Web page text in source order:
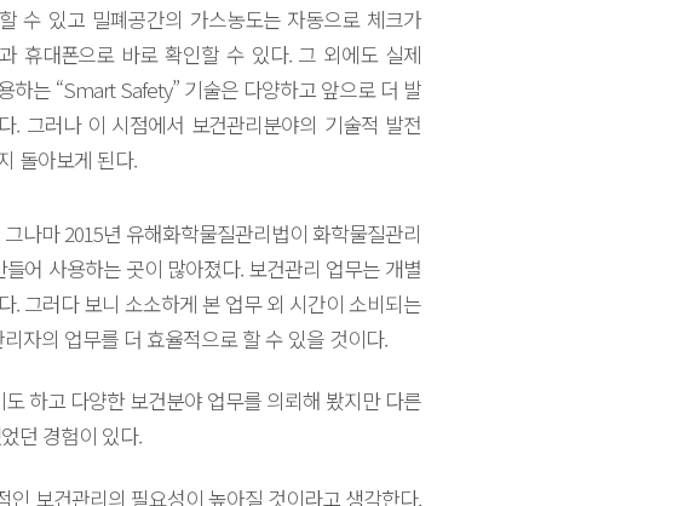
수 있고 밀폐공간의 가스농도는 자동으로 체크가
휴대폰으로 바로 확인할 수 있다. 그 외에도 실제
하는 “Smart Safety” 기술은 다양하고 앞으로 더 발
. 그러나 이 시점에서 보건관리분야의 기술적 발전
돌아보게 된다.
나마 2015년 유해화학물질관리법이 화학물질관리
어 사용하는 곳이 많아졌다. 보건관리 업무는 개별
. 그러다 보니 소소하게 본 업무 외 시간이 소비되는
자의 업무를 더 효율적으로 할 수 있을 것이다.
하고 다양한 보건분야 업무를 의뢰해 봤지만 다른
던 경험이 있다.
보건관리의 필요성이 높아질 것이라고 생각한다.